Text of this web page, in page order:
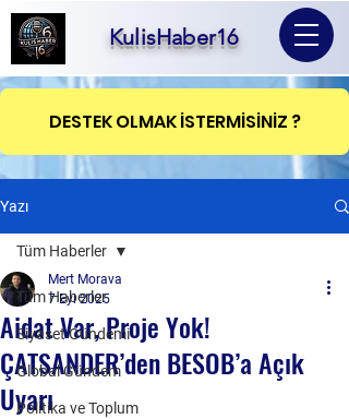
KulisHaber16
DESTEK OLMAK İSTERMİSİNİZ ?
Yazı
Tüm Haberler
Siyaset Gündemi
Global Gündem
Politika ve Toplum
Tüm Haberler
Aidat Var, Proje Yok!
ÇATSANDER’den BESOB’a Açık
Uyarı
Mert Morava
7 Eyl 2025